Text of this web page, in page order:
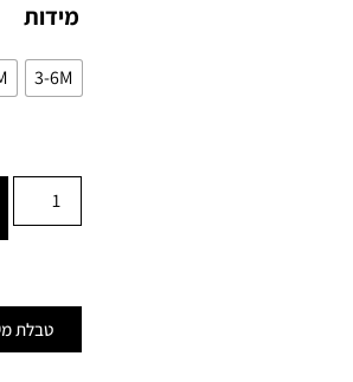
מידות
3-6M
טבלת